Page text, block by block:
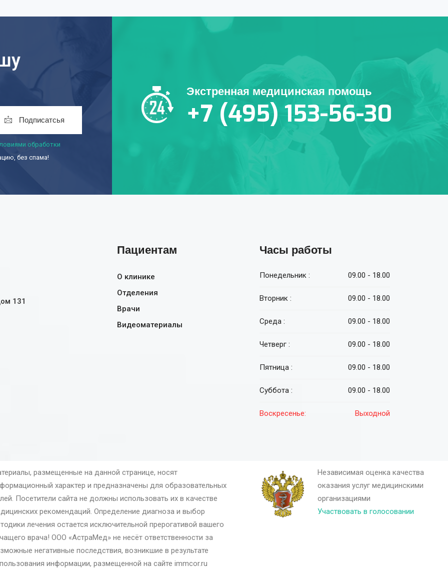
Подписатсья
обработки
без спама!
Экстренная медицинская помощь
+7 (495) 153-56-30
131
Пациентам
О клинике
Отделения
Врачи
Видеоматериалы
Часы работы
Понедельник : 09.00 - 18.00
Вторник : 09.00 - 18.00
Среда : 09.00 - 18.00
Четверг : 09.00 - 18.00
Пятница : 09.00 - 18.00
Суббота : 09.00 - 18.00
Воскресенье: Выходной
размещенные на данной странице, носят
характер и предназначены для образовательных
Посетители сайта не должны использовать их в качестве
рекомендаций. Определение диагноза и выбор
лечения остается исключительной прерогативой вашего
врача! ООО «АстраМед» не несёт ответственности за
негативные последствия, возникшие в результате
информации, размещенной на сайте immcor.ru
Независимая оценка качества
оказания услуг медицинскими
организациями
Участвовать в голосовании